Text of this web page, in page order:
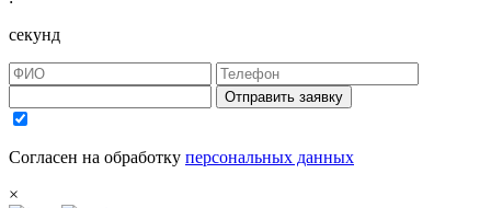
секунд
Отправить заявку
Согласен на обработку персональных данных
×